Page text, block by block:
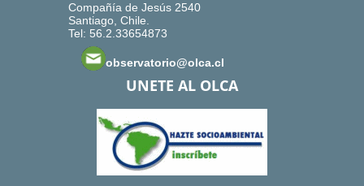
Compañía de Jesús 2540
Santiago, Chile.
Tel: 56.2.33654873
observatorio@olca.cl
UNETE AL OLCA